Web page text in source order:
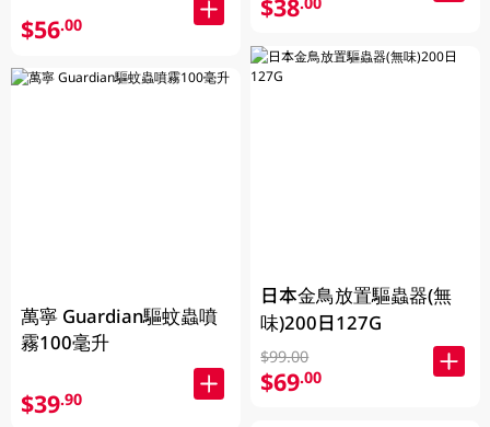
$56.00
萬寧 Guardian驅蚊蟲噴
霧100毫升
$39.90
$38
日本金鳥放置驅蟲器(無
味)200日127G
$99.00
$69.00